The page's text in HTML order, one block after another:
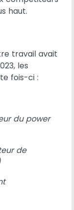
haut.
travail avait
les
fois-ci :
du power
de